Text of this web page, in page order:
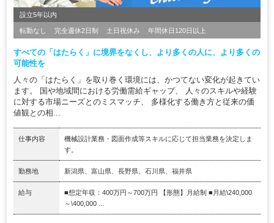
設立5年以内
転勤なし 完全週休2日制 土日祝休み 年間休日120日以上
すべての「はたらく」に境界をなくし、より多くの人に、より多くの
可能性を
人々の「はたらく」を取り巻く環境には、かつてない変化が起きてい
ます。 国や地域間における労働需給ギャップ、 人々のスキルや経験
に対する市場ニーズとのミスマッチ、 多様化する働き方と従来の価
値観との相...
仕事内容
機械設計業務・図面作成等スキルに応じて担当業務を決定しま
す。
勤務地 新潟県、富山県、長野県、石川県、福井県
給与
■想定年収：400万円～700万円 【形態】月給制 ■月給\240,000
～\400,000 ...